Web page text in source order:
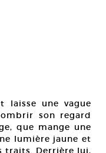
laisse une vague
son regard
que mange une
lumière jaune et
traits. Derrière lui,